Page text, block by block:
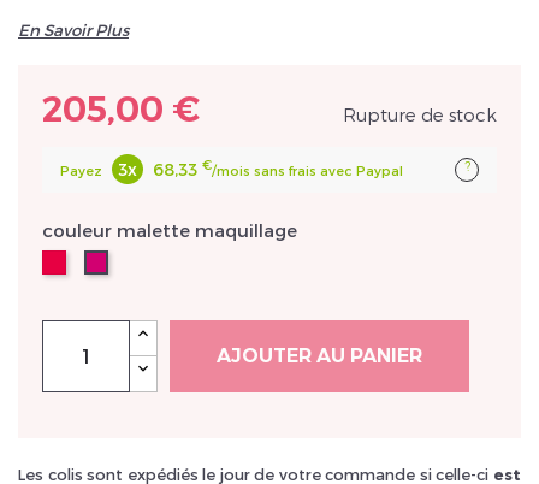
Inscrivez vous et ainsi bénéficier des tarifs professionnel
En Savoir Plus
205,00 € Rupture de stock
Payez 3x 68,33 €/mois sans frais avec Paypal ?
couleur malette maquillage
AJOUTER AU PANIER
Les colis sont expédiés le jour de votre commande si celle-ci est